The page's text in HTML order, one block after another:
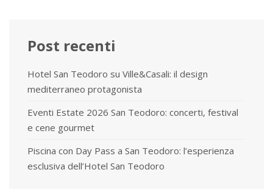
Post recenti
Hotel San Teodoro su Ville&Casali: il design
mediterraneo protagonista
Eventi Estate 2026 San Teodoro: concerti, festival
e cene gourmet
Piscina con Day Pass a San Teodoro: l’esperienza
esclusiva dell’Hotel San Teodoro